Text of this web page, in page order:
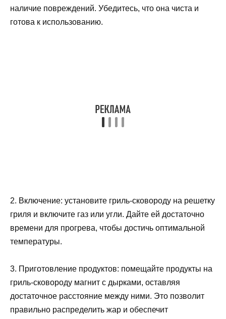
наличие повреждений. Убедитесь, что она чиста и
готова к использованию.
2. Включение: установите гриль-сковороду на решетку
гриля и включите газ или угли. Дайте ей достаточно
времени для прогрева, чтобы достичь оптимальной
температуры.
3. Приготовление продуктов: помещайте продукты на
гриль-сковороду магнит с дырками, оставляя
достаточное расстояние между ними. Это позволит
правильно распределить жар и обеспечит